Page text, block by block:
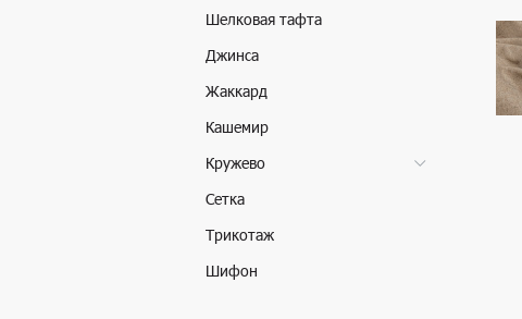
Шелковая тафта
Джинса
Жаккард
Кашемир
Кружево
Сетка
Трикотаж
Шифон